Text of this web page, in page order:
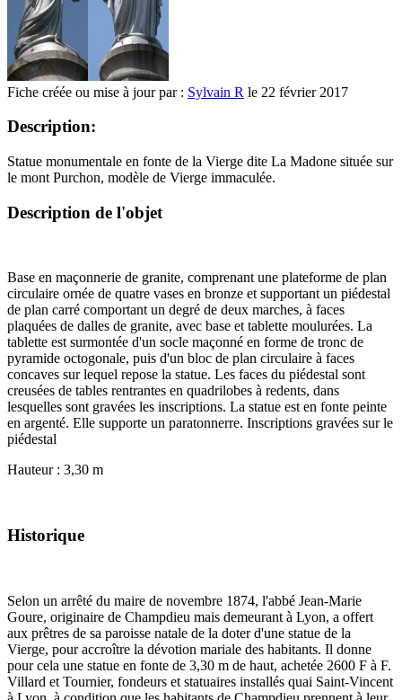
Fiche créée ou mise à jour par : Sylvain R le 22 février 2017
Description:
Statue monumentale en fonte de la Vierge dite La Madone située sur
le mont Purchon, modèle de Vierge immaculée.
Description de l'objet
Base en maçonnerie de granite, comprenant une plateforme de plan
circulaire ornée de quatre vases en bronze et supportant un piédestal
de plan carré comportant un degré de deux marches, à faces
plaquées de dalles de granite, avec base et tablette moulurées. La
tablette est surmontée d'un socle maçonné en forme de tronc de
pyramide octogonale, puis d'un bloc de plan circulaire à faces
concaves sur lequel repose la statue. Les faces du piédestal sont
creusées de tables rentrantes en quadrilobes à redents, dans
lesquelles sont gravées les inscriptions. La statue est en fonte peinte
en argenté. Elle supporte un paratonnerre. Inscriptions gravées sur le
piédestal
Hauteur : 3,30 m
Historique
Selon un arrêté du maire de novembre 1874, l'abbé Jean-Marie
Goure, originaire de Champdieu mais demeurant à Lyon, a offert
aux prêtres de sa paroisse natale de la doter d'une statue de la
Vierge, pour accroître la dévotion mariale des habitants. Il donne
pour cela une statue en fonte de 3,30 m de haut, achetée 2600 F à F.
Villard et Tournier, fondeurs et statuaires installés quai Saint-Vincent